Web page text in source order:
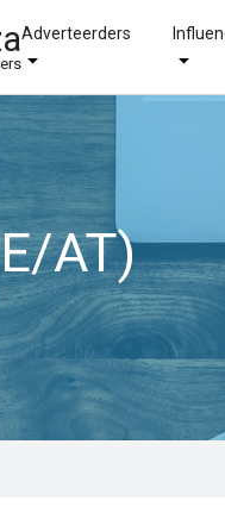
Adverteerders
AT)